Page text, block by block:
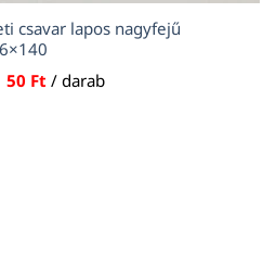
csavar lapos nagyfejű
50 Ft / darab